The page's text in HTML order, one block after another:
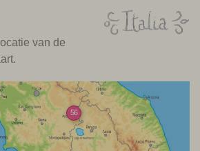
van de
56